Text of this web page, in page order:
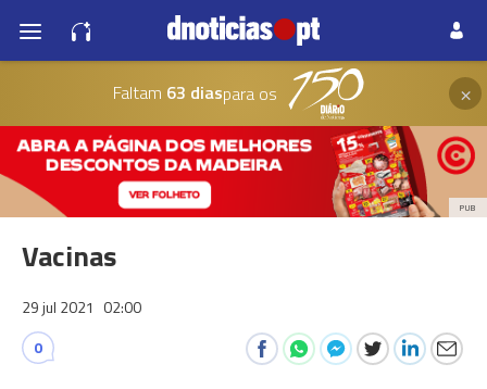
Faltam 63 diaspara os ×
PUB
Vacinas
29 jul 2021 02:00
0